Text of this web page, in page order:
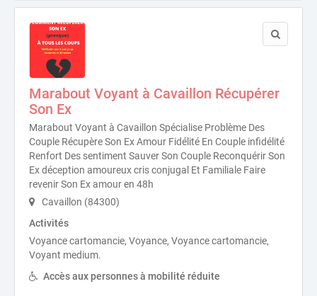
Marabout Voyant à Cavaillon Récupérer
Son Ex
Marabout Voyant à Cavaillon Spécialise Problème Des
Couple Récupère Son Ex Amour Fidélité En Couple infidélité
Renfort Des sentiment Sauver Son Couple Reconquérir Son
Ex déception amoureux cris conjugal Et Familiale Faire
revenir Son Ex amour en 48h
Cavaillon (84300)
Activités
Voyance cartomancie, Voyance, Voyance cartomancie,
Voyant medium.
Accès aux personnes à mobilité réduite